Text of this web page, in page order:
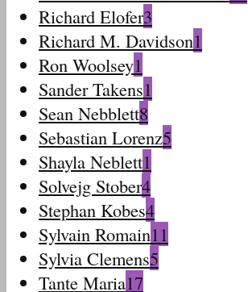
Richard Elofer3
Richard M. Davidson1
Ron Woolsey1
Sander Takens1
Sean Nebblett8
Sebastian Lorenz5
Shayla Neblett1
Solvejg Stober4
Stephan Kobes4
Sylvain Romain11
Sylvia Clemens5
Tante Maria17